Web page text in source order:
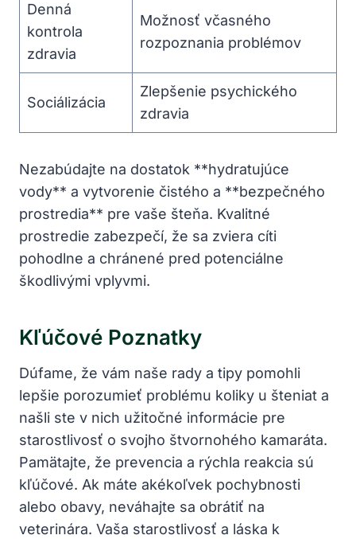
Denná
kontrola
zdravia
Možnosť včasného
rozpoznania problémov
Sociálizácia
Zlepšenie psychického
zdravia
Nezabúdajte na dostatok **hydratujúce
vody** a vytvorenie čistého a **bezpečného
prostredia** pre vaše šteňa. Kvalitné
prostredie zabezpečí, že sa zviera cíti
pohodlne a chránené pred potenciálne
škodlivými vplyvmi.
Kľúčové Poznatky
Dúfame, že vám naše rady a tipy pomohli
lepšie porozumieť problému koliky u šteniat a
našli ste v nich užitočné informácie pre
starostlivosť o svojho štvornohého kamaráta.
Pamätajte, že prevencia a rýchla reakcia sú
kľúčové. Ak máte akékoľvek pochybnosti
alebo obavy, neváhajte sa obrátiť na
veterinára. Vaša starostlivosť a láska k